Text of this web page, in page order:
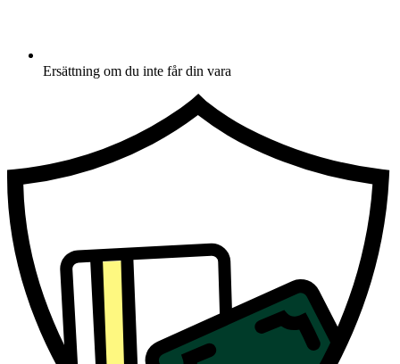
Ersättning om du inte får din vara